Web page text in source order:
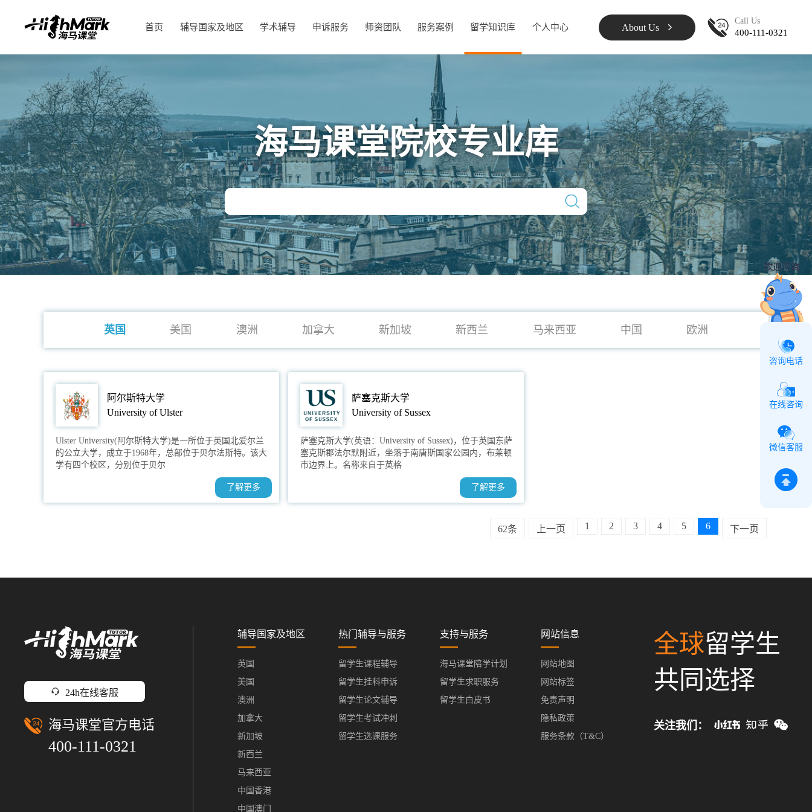
首页 辅导国家及地区 学术辅导 申诉服务 师资团队 服务案例 留学知识库 个人中心 About Us
Call Us
400-111-0321
海马课堂院校专业库
英国 美国 澳洲 加拿大 新加坡 新西兰 马来西亚 中国 欧洲
阿尔斯特大学
University of Ulster
Ulster University(阿尔斯特大学)是一所位于英国北爱尔兰
的公立大学，成立于1968年，总部位于贝尔法斯特。该大
学有四个校区，分别位于贝尔
了解更多
萨塞克斯大学
University of Sussex
萨塞克斯大学(英语：University of Sussex)，位于英国东萨
塞克斯郡法尔默附近，坐落于南唐斯国家公园内，布莱顿
市边界上。名称来自于英格
了解更多
62条 上一页 1 2 3 4 5 6 下一页
24h在线客服
海马课堂官方电话
400-111-0321
辅导国家及地区
英国
美国
澳洲
加拿大
新加坡
新西兰
马来西亚
中国香港
中国澳门
热门辅导与服务
留学生课程辅导
留学生挂科申诉
留学生论文辅导
留学生考试冲刺
留学生选课服务
支持与服务
海马课堂陪学计划
留学生求职服务
留学生白皮书
网站信息
网站地图
网站标签
免责声明
隐私政策
服务条款（T&C）
全球留学生
共同选择
关注我们：
咨询电话
在线咨询
微信客服